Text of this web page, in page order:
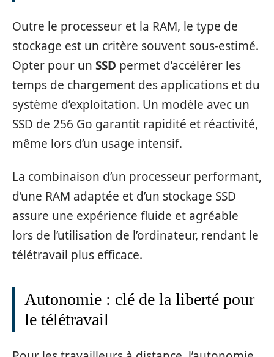
Outre le processeur et la RAM, le type de
stockage est un critère souvent sous-estimé.
Opter pour un SSD permet d’accélérer les
temps de chargement des applications et du
système d’exploitation. Un modèle avec un
SSD de 256 Go garantit rapidité et réactivité,
même lors d’un usage intensif.
La combinaison d’un processeur performant,
d’une RAM adaptée et d’un stockage SSD
assure une expérience fluide et agréable
lors de l’utilisation de l’ordinateur, rendant le
télétravail plus efficace.
Autonomie : clé de la liberté pour
le télétravail